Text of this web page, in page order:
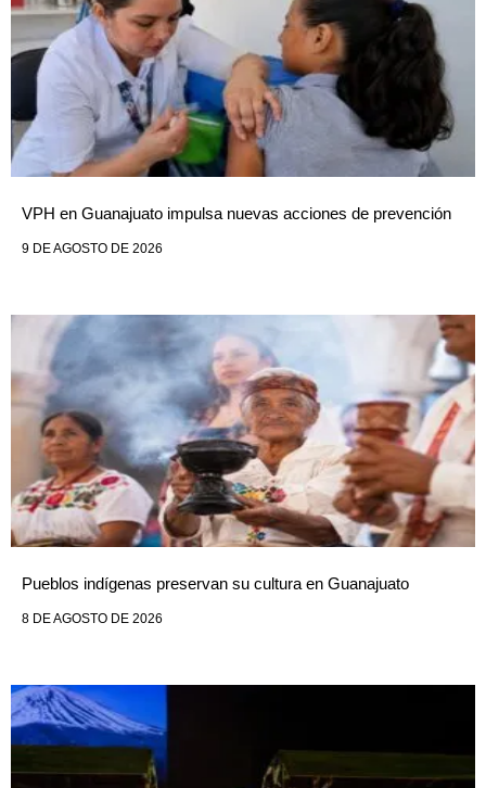
VPH en Guanajuato impulsa nuevas acciones de prevención
9 DE AGOSTO DE 2026
Pueblos indígenas preservan su cultura en Guanajuato
8 DE AGOSTO DE 2026